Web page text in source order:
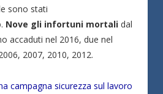
sono stati
Nove gli infortuni mortali dal
accaduti nel 2016, due nel
2007, 2010, 2012.
campagna sicurezza sul lavoro